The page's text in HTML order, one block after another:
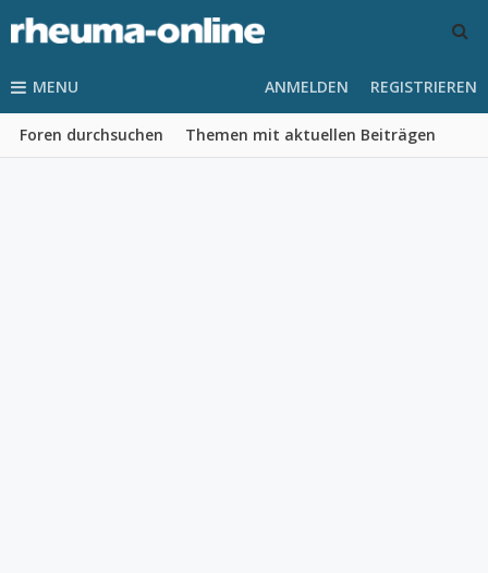
MENU
Foren durchsuchen Themen mit aktuellen Beiträgen
ANMELDEN REGISTRIEREN